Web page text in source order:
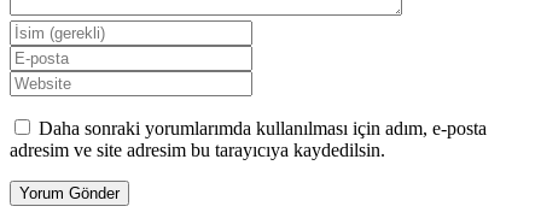
Daha sonraki yorumlarımda kullanılması için adım, e-posta
adresim ve site adresim bu tarayıcıya kaydedilsin.